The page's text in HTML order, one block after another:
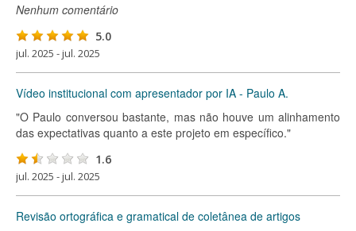
Nenhum comentário
5.0
jul. 2025 - jul. 2025
Vídeo institucional com apresentador por IA - Paulo A.
"O Paulo conversou bastante, mas não houve um alinhamento
das expectativas quanto a este projeto em específico."
1.6
jul. 2025 - jul. 2025
Revisão ortográfica e gramatical de coletânea de artigos